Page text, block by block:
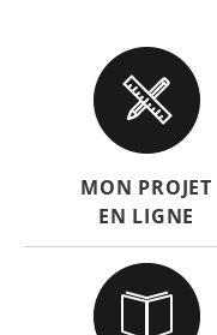
MON PROJET
EN LIGNE